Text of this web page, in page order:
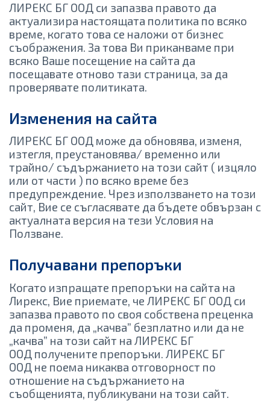
ЛИРЕКС БГ ООД си запазва правото да
актуализира настоящата политика по всяко
време, когато това се наложи от бизнес
съображения. За това Ви приканваме при
всяко Ваше посещение на сайта да
посещавате отново тази страница, за да
проверявате политиката.
Изменения на сайта
ЛИРЕКС БГ ООД може да обновява, изменя,
изтегля, преустановява/ временно или
трайно/ съдържанието на този сайт ( изцяло
или от части ) по всяко време без
предупреждение. Чрез използването на този
сайт, Вие се съгласявате да бъдете обвързан с
актуалната версия на тези Условия на
Ползване.
Получавани препоръки
Когато изпращате препоръки на сайта на
Лирекс, Вие приемате, че ЛИРЕКС БГ ООД си
запазва правото по своя собствена преценка
да променя, да „качва” безплатно или да не
„качва” на този сайт на ЛИРЕКС БГ
ООД получените препоръки. ЛИРЕКС БГ
ООД не поема никаква отговорност по
отношение на съдържанието на
съобщенията, публикувани на този сайт.